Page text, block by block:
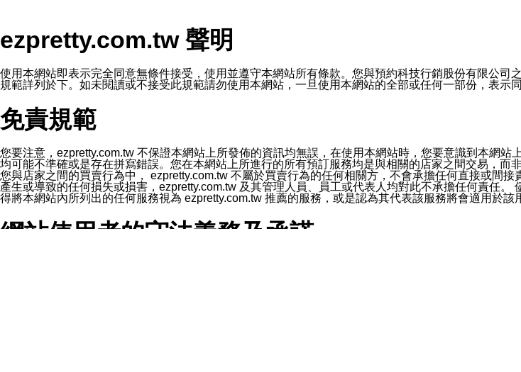
本公司/本服務將以通知型訊息傳送重要訊息給您。即使未加入本公司/本服務好友，您仍可接收到通知
本公司/本服務傳送之通知型訊息以對您有效且重要的訊息為限，以廣告或其他目的的訊息皆不會被傳
2.該 LINE 帳號已在 LINE APP 設定中，同意接收通知型訊息。
3.LINE 帳號未封鎖傳送訊息之 LINE 官方帳號。
欲變更通知型訊息的設定，操作如下：
1.點選「主頁」＞「設定」
2.點選「隱私設定」
3.點選「提供使用資料」
5.開關「接收LINE通知型訊息」
❗️關閉「接收通知型訊息」後，將不會接收到來自任何企業官方帳號或認證官方帳號的通知型訊息。
ezpretty.com.tw 聲明
使用本網站即表示完全同意無條件接受，使用並遵守本網站所有條款。您與預約科技行銷股份有限公
規範詳列於下。如未閱讀或不接受此規範請勿使用本網站，一旦使用本網站的全部或任何一部份，表示
免責規範
您要注意，ezpretty.com.tw 不保證本網站上所發佈的資訊均無誤，在使用本網站時，您要意識到本網
均可能不準確或是存在拼寫錯誤。您在本網站上所進行的所有預訂服務均是與相關的店家之間交易，而
您與店家之間的買賣行為中， ezpretty.com.tw 不屬於買賣行為的任何相關方，不會承擔任何直接或間
產生或導致的任何損失或損害，ezpretty.com.tw 及其管理人員、員工或代表人均對此不承擔任何責任
得將本網站內所列出的任何服務視為 ezpretty.com.tw 推薦的服務，或是認為其代表該服務將會適用於
網站使用者的守法義務及承諾